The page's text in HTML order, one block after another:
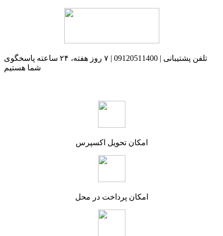
تلفن پشتیبانی | 09120511400 | ۷ روز هفته، ۲۴ ساعته پاسخگوی
شما هستیم
امکان تحویل اکسپرس
امکان پرداخت در محل